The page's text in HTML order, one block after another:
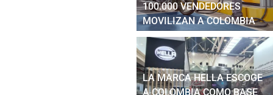
100.000 VENDEDORES
MOVILIZAN A COLOMBIA
LA MARCA HELLA ESCOGE
A COLOMBIA COMO BASE